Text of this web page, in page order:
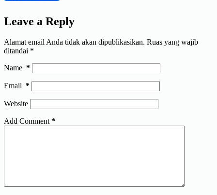
Leave a Reply
Alamat email Anda tidak akan dipublikasikan. Ruas yang wajib
ditandai *
Name *
Email *
Website
Add Comment *